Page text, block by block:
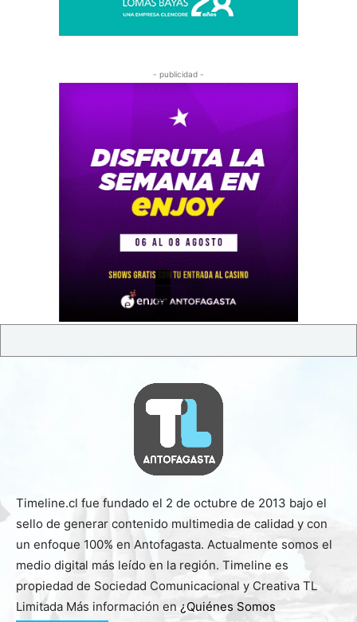
- publicidad -
Timeline.cl fue fundado el 2 de octubre de 2013 bajo el
sello de generar contenido multimedia de calidad y con
un enfoque 100% en Antofagasta. Actualmente somos el
medio digital más leído en la región. Timeline es
propiedad de Sociedad Comunicacional y Creativa TL
Limitada Más información en ¿Quiénes Somos